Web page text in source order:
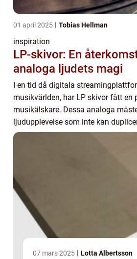
01 april 2025 Tobias Hellman
inspiration
LP-skivor: En
analoga ljudets magi
I en tid då digitala
musikvärlden, har LP skivor fått en
musikälskare. Dessa analoga
ljudupplevelse som inte kan
tekn...
07 mars 2025 Lotta Albertsson